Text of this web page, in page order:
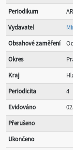
Periodikum
Vydavatel
Obsahové zaměření
Okres
Kraj
Periodicita
4
Evidováno
Přerušeno
Ukončeno